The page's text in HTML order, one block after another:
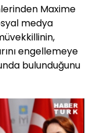
Maxime
medya
engellemeye
bulunduğunu